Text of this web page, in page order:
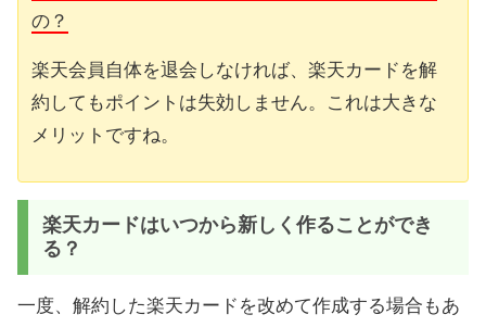
の？
楽天会員自体を退会しなければ、楽天カードを解
約してもポイントは失効しません。これは大きな
メリットですね。
楽天カードはいつから新しく作ることができ
る？
一度、解約した楽天カードを改めて作成する場合もあ